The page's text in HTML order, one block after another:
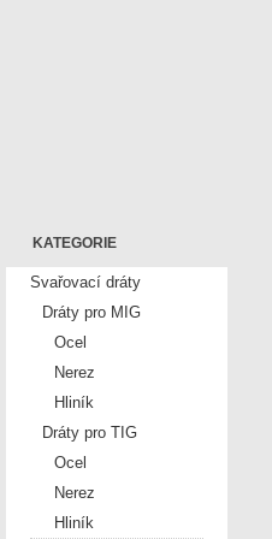
KATEGORIE
Svařovací dráty
Dráty pro MIG
Ocel
Nerez
Hliník
Dráty pro TIG
Ocel
Nerez
Hliník